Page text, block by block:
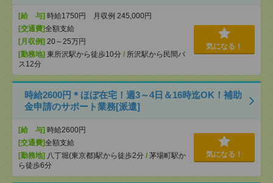
[給 与] 時給1750円 月収例 245,000円
[交通費]全額支給
[月収例] 20～25万円
[勤務地] 東所沢駅から徒歩10分 / 所沢駅から民間バ
ス12分
気になる！
時給2600円＊ほぼ在宅！週3～4日＆16時迄OK！補助
金申請のサポート業務[派遣]
[給 与] 時給2600円
[交通費]全額支給
[勤務地] 八丁堀(東京都)駅から徒歩2分 / 茅場町駅か
ら徒歩6分
気になる！